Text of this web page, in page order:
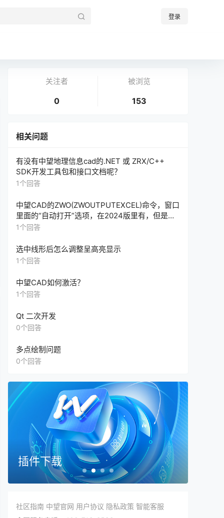
登录
关注者
0
被浏览
153
相关问题
有没有中望地理信息cad的.NET 或 ZRX/C++
SDK开发工具包和接口文档呢？
1个回答
中望CAD的ZWO(ZWOUTPUTEXCEL)命令，窗口
里面的“自动打开”选项，在2024版里有，但是，
另外一台电脑的2023版没有，怎么办？只能升级
1个回答
选中线形后怎么调整呈高亮显示
1个回答
中望CAD如何激活？
1个回答
Qt 二次开发
0个回答
多点绘制问题
0个回答
插件下载
社区指南 中望官网 用户协议 隐私政策 智能客服